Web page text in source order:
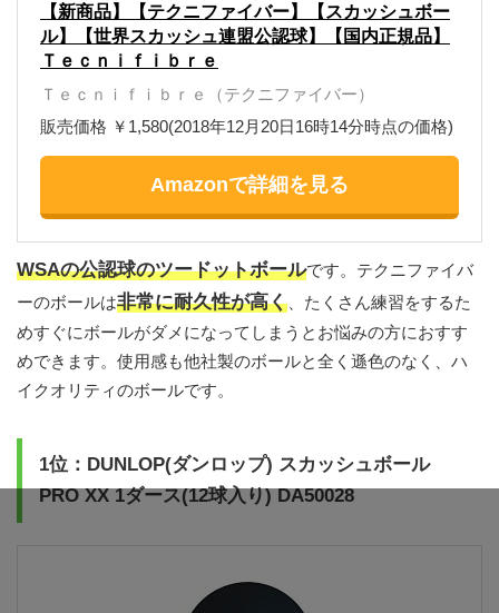
【新商品】【テクニファイバー】【スカッシュボー
ル】【世界スカッシュ連盟公認球】【国内正規品】
Ｔｅｃｎｉｆｉｂｒｅ
Ｔｅｃｎｉｆｉｂｒｅ（テクニファイバー）
販売価格 ￥1,580(2018年12月20日16時14分時点の価格)
Amazonで詳細を見る
WSAの公認球のツードットボールです。テクニファイバ
ーのボールは非常に耐久性が高く 、たくさん練習をするた
めすぐにボールがダメになってしまうとお悩みの方におすす
めできます。使用感も他社製のボールと全く遜色のなく、ハ
イクオリティのボールです。
1位：DUNLOP(ダンロップ) スカッシュボール
PRO XX 1ダース(12球入り) DA50028